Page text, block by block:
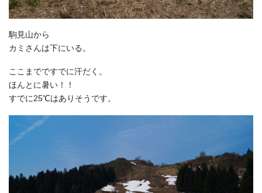
駒見山から
カミさんは下にいる。
ここまでですでに汗だく。
ほんとに暑い！！
すでに25℃はありそうです。